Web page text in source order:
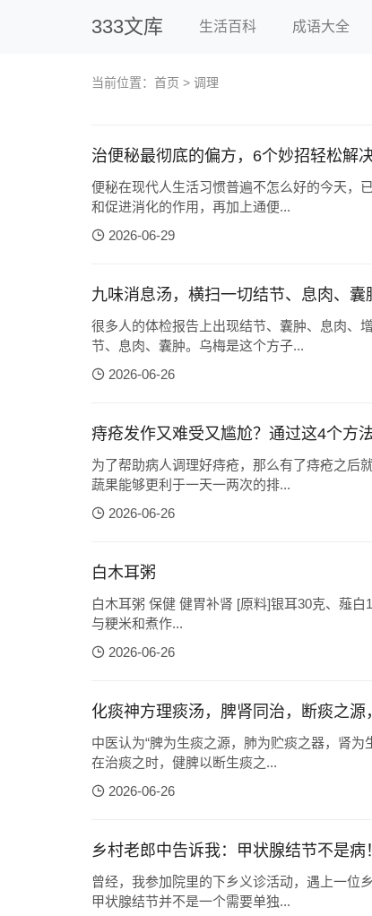
333文库 生活百科 成语大全
当前位置： 首页 > 调理
治便秘最彻底的偏方，6个妙招轻松解
便秘在现代人生活习惯普遍不怎么好的今天，
和促进消化的作用，再加上通便...
2026-06-29
九味消息汤，横扫一切结节、息肉、
很多人的体检报告上出现结节、囊肿、息肉、
节、息肉、囊肿。乌梅是这个方子...
2026-06-26
痔疮发作又难受又尴尬？通过这4个方
为了帮助病人调理好痔疮，那么有了痔疮之后
蔬果能够更利于一天一两次的排...
2026-06-26
白木耳粥
白木耳粥 保健 健胃补肾 [原料]银耳30克、薤
与粳米和煮作...
2026-06-26
化痰神方理痰汤，脾肾同治，断痰之
中医认为“脾为生痰之源，肺为贮痰之器，肾为
在治痰之时，健脾以断生痰之...
2026-06-26
乡村老郎中告诉我：甲状腺结节不是
曾经，我参加院里的下乡义诊活动，遇上一位
甲状腺结节并不是一个需要单独...